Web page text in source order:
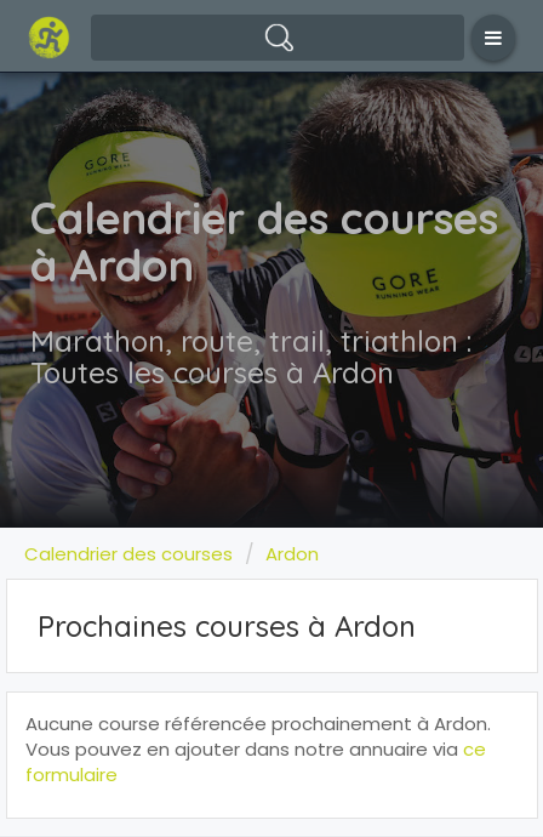
Calendrier des courses
à Ardon
Marathon, route, trail, triathlon :
Toutes les courses à Ardon
Calendrier des courses Ardon
Prochaines courses à Ardon
Aucune course référencée prochainement à Ardon.
Vous pouvez en ajouter dans notre annuaire via ce
formulaire